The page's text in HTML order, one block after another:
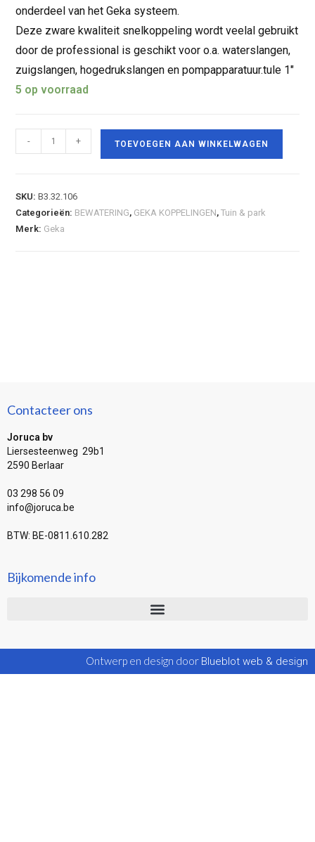
onderdeel van het Geka systeem.
Deze zware kwaliteit snelkoppeling wordt veelal gebruikt
door de professional is geschikt voor o.a. waterslangen,
zuigslangen, hogedrukslangen en pompapparatuur.tule 1″
5 op voorraad
- + TOEVOEGEN AAN WINKELWAGEN
SKU:B3.32.106
Categorieën: BEWATERING, GEKA KOPPELINGEN,Tuin & park
Merk: Geka
Contacteer ons
Joruca bv
Liersesteenweg 29b1
2590 Berlaar
03 298 56 09
info@joruca.be
BTW: BE-0811.610.282
Bijkomende info
Ontwerp en design door Blueblot web & design